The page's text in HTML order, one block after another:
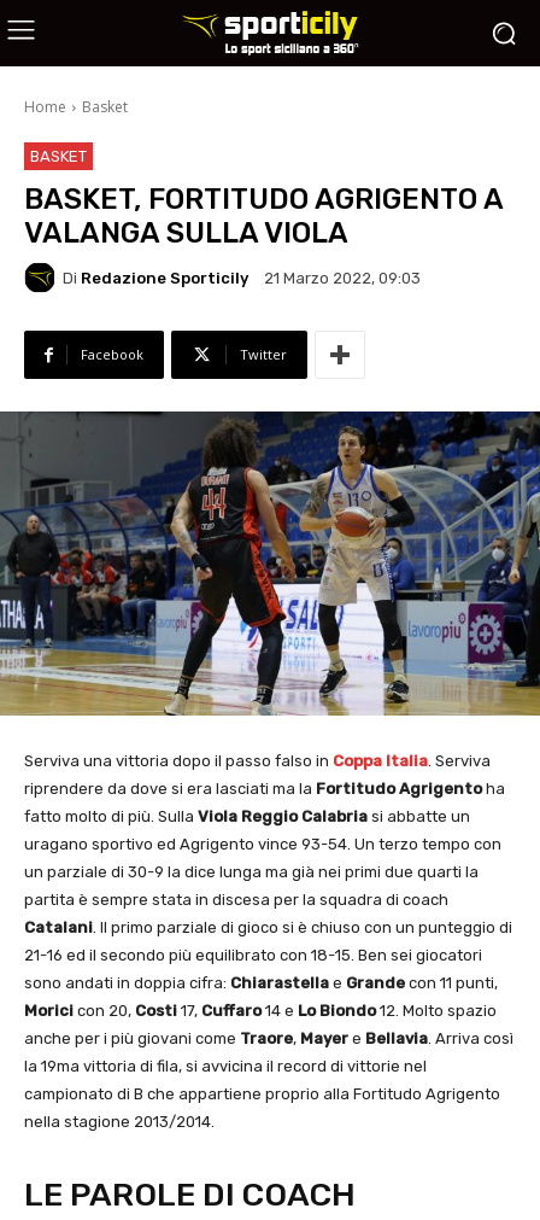
Home Basket
BASKET
BASKET, FORTITUDO AGRIGENTO A
VALANGA SULLA VIOLA
Di Redazione Sporticily 21 Marzo 2022, 09:03
Facebook Twitter
Serviva una vittoria dopo il passo falso in Coppa Italia. Serviva
riprendere da dove si era lasciati ma la Fortitudo Agrigentoha
fatto molto di più. Sulla Viola Reggio Calabria si abbatte un
uragano sportivo ed Agrigento vince 93-54. Un terzo tempo con
un parziale di 30-9 la dice lunga ma già nei primi due quarti la
partita è sempre stata in discesa per la squadra di coach
Catalani. Il primo parziale di gioco si è chiuso con un punteggio di
21-16 ed il secondo più equilibrato con 18-15. Ben sei giocatori
sono andati in doppia cifra: Chiarastella e Grande con 11 punti,
Morici con 20, Costi 17, Cuffaro14 e Lo Biondo12. Molto spazio
anche per i più giovani come Traore, Mayer e Bellavia. Arriva così
la 19ma vittoria di fila, si avvicina il record di vittorie nel
campionato di B che appartiene proprio alla Fortitudo Agrigento
nella stagione 2013/2014.
LE PAROLE DI COACH